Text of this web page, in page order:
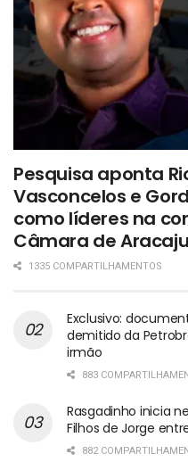
Pesquisa aponta
Vasconcelos e
como líderes na
Câmara de Aracaju
1335 COMPARTILHAMENTOS
Exclusivo:
demitido da
irmão
883
Rasgadinho inicia
Filhos de Jorge
882